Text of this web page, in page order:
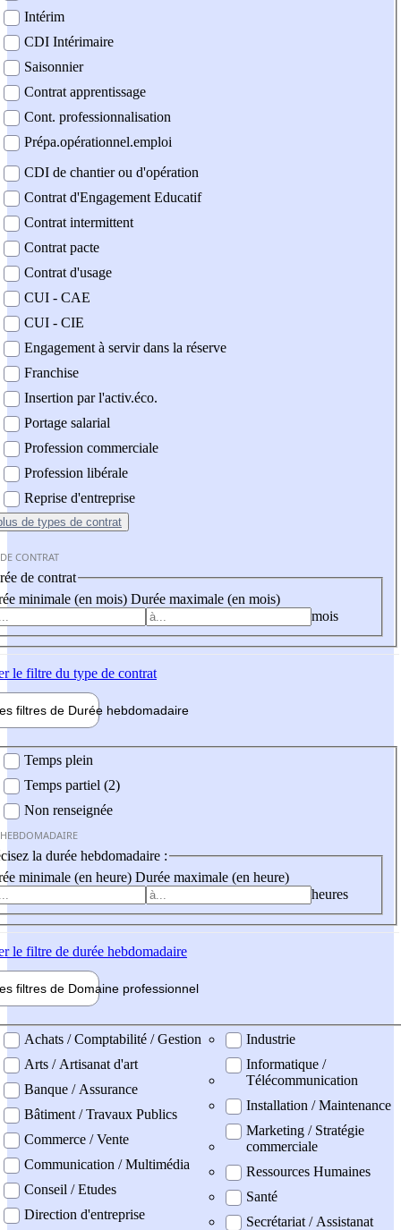
Intérim
CDI Intérimaire
Saisonnier
Contrat apprentissage
Cont. professionnalisation
Prépa.opérationnel.emploi
CDI de chantier ou d'opération
Contrat d'Engagement Educatif
Contrat intermittent
Contrat pacte
Contrat d'usage
CUI - CAE
CUI - CIE
Engagement à servir dans la réserve
Franchise
Insertion par l'activ.éco.
Portage salarial
Profession commerciale
Profession libérale
Reprise d'entreprise
de types de contrat
CONTRAT
de contrat
minimale (en mois) Durée maximale (en mois)
mois
le filtre du type de contrat
filtres de Durée hebdomadaire
Temps plein
Temps partiel (2)
Non renseignée
la durée hebdomadaire :
minimale (en heure) Durée maximale (en heure)
heures
le filtre de durée hebdomadaire
filtres de Domaine professionnel
professionel
Achats / Comptabilité / Gestion
Arts / Artisanat d'art
Banque / Assurance
Bâtiment / Travaux Publics
Commerce / Vente
Communication / Multimédia
Conseil / Etudes
Direction d'entreprise
Industrie
Informatique /
Télécommunication
Installation / Maintenance
Marketing / Stratégie
commerciale
Ressources Humaines
Santé
Secrétariat / Assistanat